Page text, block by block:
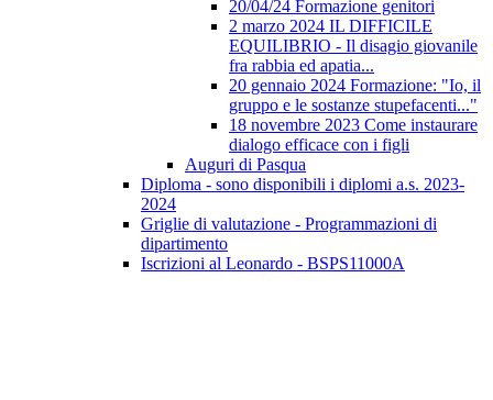
20/04/24 Formazione genitori
2 marzo 2024 IL DIFFICILE
EQUILIBRIO - Il disagio giovanile
fra rabbia ed apatia...
20 gennaio 2024 Formazione: "Io, il
gruppo e le sostanze stupefacenti..."
18 novembre 2023 Come instaurare
dialogo efficace con i figli
Auguri di Pasqua
Diploma - sono disponibili i diplomi a.s. 2023-
2024
Griglie di valutazione - Programmazioni di
dipartimento
Iscrizioni al Leonardo - BSPS11000A